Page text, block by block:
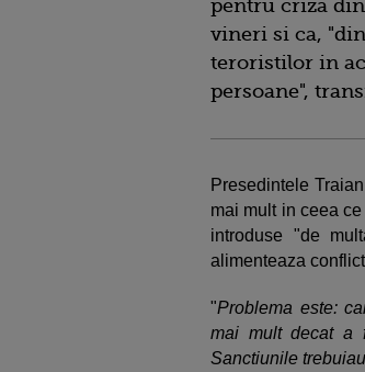
pentru criza
vineri si ca,
teroristilor in
persoane",
Presedintele
mai mult in ceea
introduse "de
alimenteaza
"Problema este:
mai mult decat a
Sanctiunile